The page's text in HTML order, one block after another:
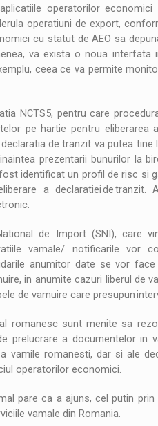
operatorilor
operatiuni de export,
cu statut de AEO sa
va exista o noua interfata
ceea ce va permite
NCTS5, pentru care
pe hartie pentru eliberarea
de tranzit va putea tine
prezentarii bunurilor la
identificat un profil de risc si
a declaratiei de
de Import (SNI), care
vamale/ notificarile vor
anumitor date se vor
in anumite cazuri liberul de
de vamuire care presupun
romanesc sunt menite sa
prelucrare a documentelor in
vamile romanesti, dar si ale
operatorilor economici.
pare ca a ajuns, cel putin
vamale din Romania.